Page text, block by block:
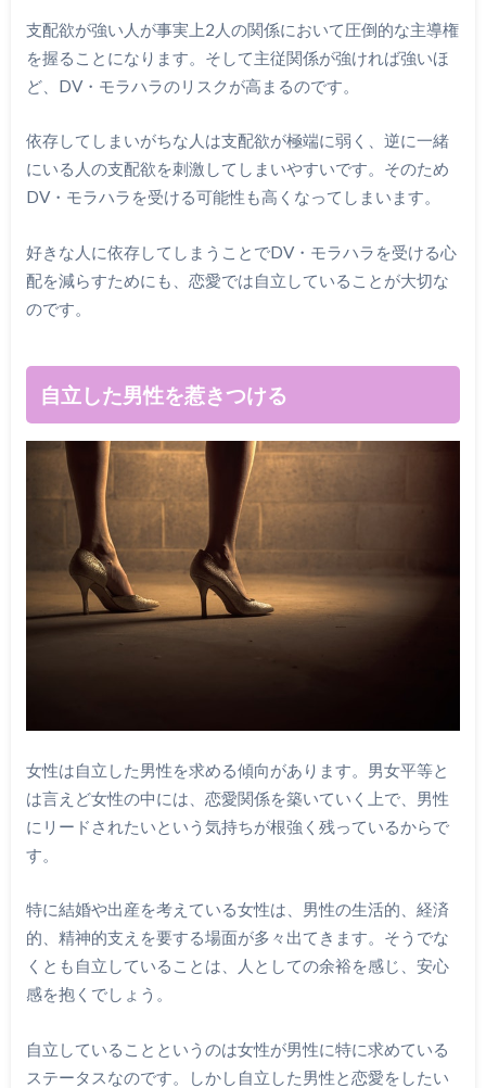
支配欲が強い人が事実上2人の関係において圧倒的な主導権
を握ることになります。そして主従関係が強ければ強いほ
ど、DV・モラハラのリスクが高まるのです。
依存してしまいがちな人は支配欲が極端に弱く、逆に一緒
にいる人の支配欲を刺激してしまいやすいです。そのため
DV・モラハラを受ける可能性も高くなってしまいます。
好きな人に依存してしまうことでDV・モラハラを受ける心
配を減らすためにも、恋愛では自立していることが大切な
のです。
自立した男性を惹きつける
女性は自立した男性を求める傾向があります。男女平等と
は言えど女性の中には、恋愛関係を築いていく上で、男性
にリードされたいという気持ちが根強く残っているからで
す。
特に結婚や出産を考えている女性は、男性の生活的、経済
的、精神的支えを要する場面が多々出てきます。そうでな
くとも自立していることは、人としての余裕を感じ、安心
感を抱くでしょう。
自立していることというのは女性が男性に特に求めている
ステータスなのです。しかし自立した男性と恋愛をしたい